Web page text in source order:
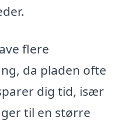
flere
da pladen ofte
dig tid, især
til en større